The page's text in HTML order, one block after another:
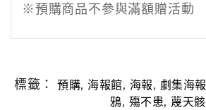
※預購商品不參與滿額贈活動
標籤： 預購, 海報館, 海報, 劇集海報
鴉, 殤不患,蔑天骸